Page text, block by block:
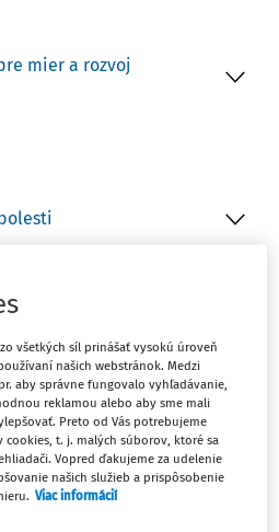
mier a rozvoj
školstva zverejní na
termíny konania
všetkých síl prinášať vysokú úroveň
našich webstránok. Medzi
aby správne fungovalo vyhľadávanie,
reklamou alebo aby sme mali
Preto od Vás potrebujeme
cookies, t. j. malých súborov, ktoré sa
Vopred ďakujeme za udelenie
našich služieb a prispôsobenie
Viac informácií